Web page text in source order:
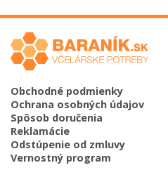
Obchodné podmienky
Ochrana osobných údajov
Spôsob doručenia
Reklamácie
Odstúpenie od zmluvy
Vernostný program